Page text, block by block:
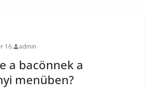
16. admin
a bacönnek a
menüben?